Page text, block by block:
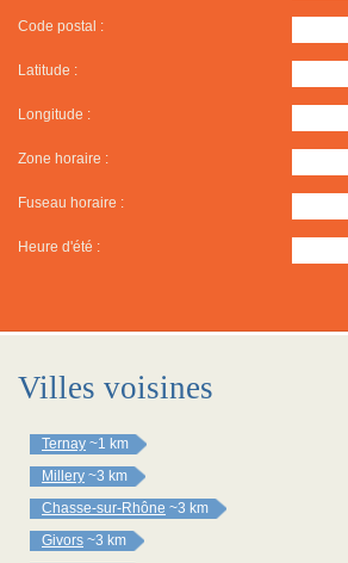
Code postal :
Latitude :
Longitude :
Zone horaire :
Fuseau horaire :
Heure d'été :
Villes voisines
Ternay ~1 km
Millery ~3 km
Chasse-sur-Rhône ~3 km
Givors ~3 km